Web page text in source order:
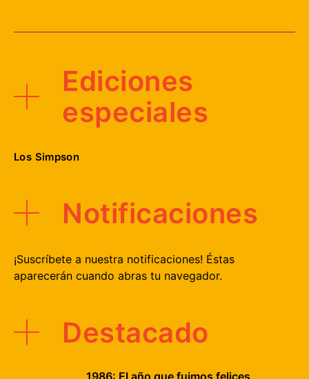
Ediciones
especiales
Los Simpson
Notificaciones
¡Suscríbete a nuestra notificaciones! Éstas
aparecerán cuando abras tu navegador.
Destacado
1986: El año que fuimos felices